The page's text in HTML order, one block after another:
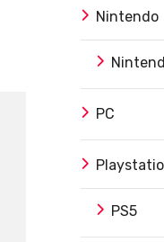
Nintendo
PC
PS5